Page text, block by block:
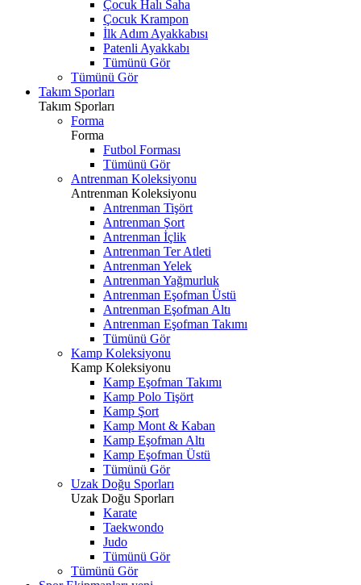
Çocuk Halı Saha
Çocuk Krampon
İlk Adım Ayakkabısı
Patenli Ayakkabı
Tümünü Gör
Tümünü Gör
Takım Sporları
Takım Sporları
Forma
Forma
Futbol Forması
Tümünü Gör
Antrenman Koleksiyonu
Antrenman Koleksiyonu
Antrenman Tişört
Antrenman Şort
Antrenman İçlik
Antrenman Ter Atleti
Antrenman Yelek
Antrenman Yağmurluk
Antrenman Eşofman Üstü
Antrenman Eşofman Altı
Antrenman Eşofman Takımı
Tümünü Gör
Kamp Koleksiyonu
Kamp Koleksiyonu
Kamp Eşofman Takımı
Kamp Polo Tişört
Kamp Şort
Kamp Mont & Kaban
Kamp Eşofman Altı
Kamp Eşofman Üstü
Tümünü Gör
Uzak Doğu Sporları
Uzak Doğu Sporları
Karate
Taekwondo
Judo
Tümünü Gör
Tümünü Gör